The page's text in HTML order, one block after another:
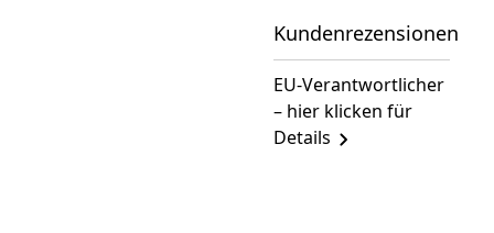
Kundenrezensionen
EU-Verantwortlicher
– hier klicken für
Details